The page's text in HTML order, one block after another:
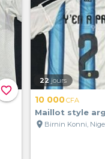
favorite_border
22 jours
10 000CFA
Maillot style
location_on Birnin Konni,